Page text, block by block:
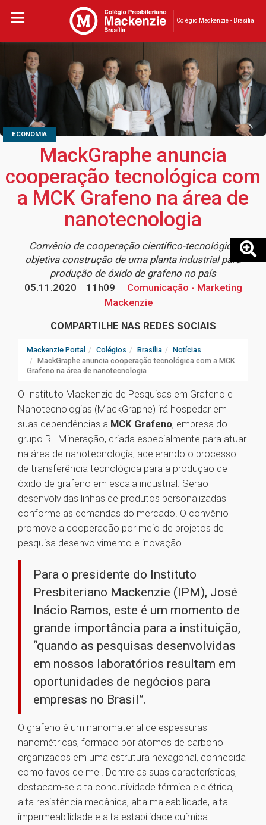
Colégio Mackenzie - Brasília
ECONOMIA
MackGraphe anuncia
cooperação tecnológica com
a MCK Grafeno na área de
nanotecnologia
Convênio de cooperação científico-tecnológico
objetiva construção de uma planta industrial para
produção de óxido de grafeno no país
05.11.2020
11h09
Comunicação - Marketing
Mackenzie
COMPARTILHE NAS REDES SOCIAIS
Mackenzie Portal Colégios Brasília
Notícias
MackGraphe anuncia cooperação tecnológica com a MCK
Grafeno na área de nanotecnologia
O Instituto Mackenzie de Pesquisas em Grafeno e
Nanotecnologias (MackGraphe) irá hospedar em
suas dependências a MCK Grafeno, empresa do
grupo RL Mineração, criada especialmente para atuar
na área de nanotecnologia, acelerando o processo
de transferência tecnológica para a produção de
óxido de grafeno em escala industrial. Serão
desenvolvidas linhas de produtos personalizadas
conforme as demandas do mercado. O convênio
promove a cooperação por meio de projetos de
pesquisa desenvolvimento e inovação.
Para o presidente do Instituto
Presbiteriano Mackenzie (IPM), José
Inácio Ramos, este é um momento de
grande importância para a instituição,
“quando as pesquisas desenvolvidas
em nossos laboratórios resultam em
oportunidades de negócios para
empresas no Brasil”.
O grafeno é um nanomaterial de espessuras
nanométricas, formado por átomos de carbono
organizados em uma estrutura hexagonal, conhecida
como favos de mel. Dentre as suas características,
destacam-se alta condutividade térmica e elétrica,
alta resistência mecânica, alta maleabilidade, alta
impermeabilidade e alta estabilidade química.